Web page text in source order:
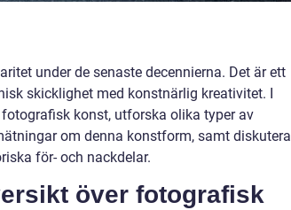
under de senaste decennierna. Det är ett
skicklighet med konstnärlig kreativitet. I
konst, utforska olika typer av
om denna konstform, samt diskutera
för- och nackdelar.
över fotografisk